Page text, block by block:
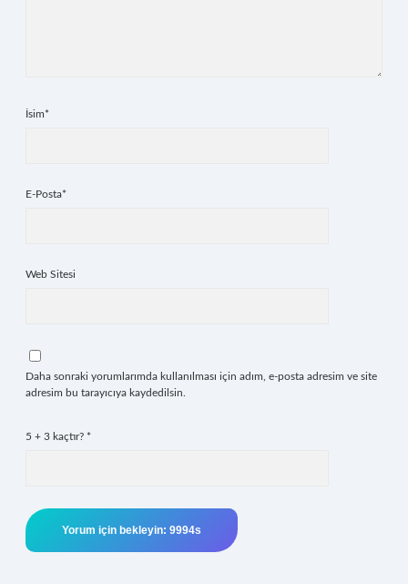
İsim*
E-Posta*
Web Sitesi
Daha sonraki yorumlarımda kullanılması için adım, e-posta adresim ve site
adresim bu tarayıcıya kaydedilsin.
5 + 3 kaçtır? *